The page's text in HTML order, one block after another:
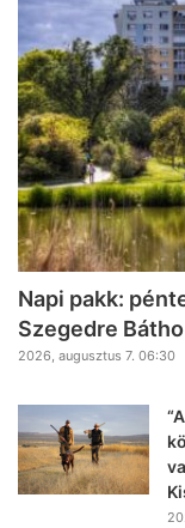
Napi pakk:
Szegedre
2026, augusztus 7. 06:30